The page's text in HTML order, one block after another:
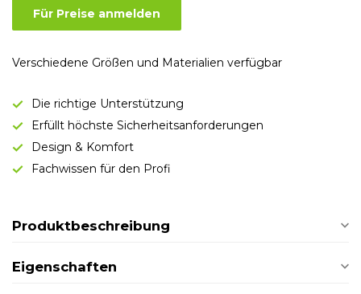
Für Preise anmelden
Verschiedene Größen und Materialien verfügbar
Die richtige Unterstützung
Erfüllt höchste Sicherheitsanforderungen
Design & Komfort
Fachwissen für den Profi
Produktbeschreibung
Eigenschaften